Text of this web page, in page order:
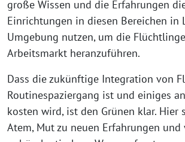
große Wissen und die Erfahrungen
Einrichtungen in diesen Bereichen in
Umgebung nutzen, um die
Arbeitsmarkt heranzuführen.
Dass die zukünftige Integration von
Routinespaziergang ist und einiges
kosten wird, ist den Grünen klar. Hier
Atem, Mut zu neuen Erfahrungen